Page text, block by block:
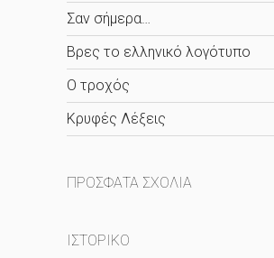
Σαν σήμερα…
Βρες το ελληνικό λογότυπο
O τροχός
Κρυφές Λέξεις
ΠΡΌΣΦΑΤΑ ΣΧΌΛΙΑ
ΙΣΤΟΡΙΚΌ